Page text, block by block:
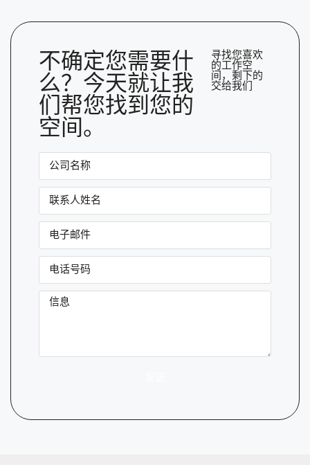
不确定您需要什
么？今天就让我
们帮您找到您的
空间。
寻找您喜欢
的工作空
间，剩下的
交给我们